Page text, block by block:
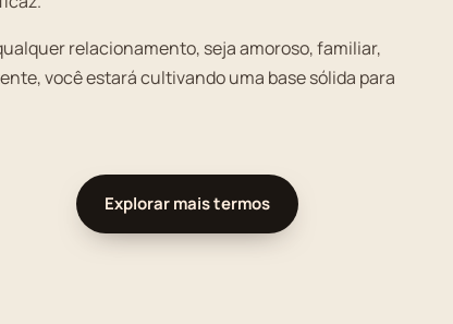
relacionamento, seja amoroso, familiar,
você estará cultivando uma base sólida para
Explorar mais termos